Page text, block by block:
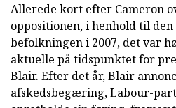
Allerede kort efter Cameron
oppositionen, i henhold til
befolkningen i 2007, det var
aktuelle på tidspunktet for
Blair. Efter det år, Blair
afskedsbegæring, Labour-